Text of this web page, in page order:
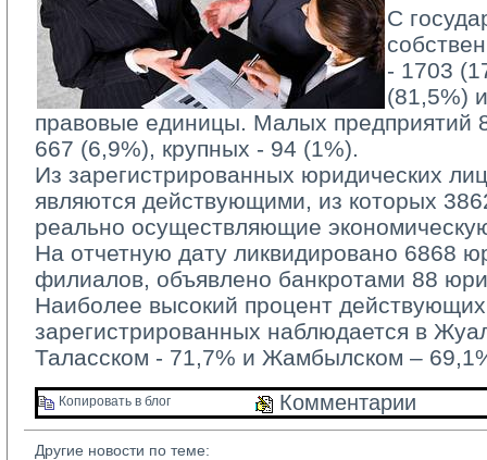
С
- 1703
(81,5%)
правовые единицы. Малых предприятий
667 (6,9%), крупных - 94 (1%).
Из зарегистрированных юридических
являются действующими, из которых
реально осуществляющие
На отчетную дату ликвидировано 6868
филиалов, объявлено банкротами 88
Наиболее высокий процент
зарегистрированных наблюдается в
Таласском - 71,7% и Жамбылском –
Копировать в блог Комментарии
Другие новости по теме: